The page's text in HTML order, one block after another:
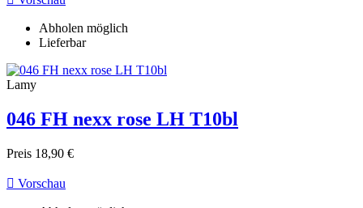
Abholen möglich
Lieferbar
Lamy
046 FH nexx rose LH T10bl
Preis 18,90 €
 Vorschau